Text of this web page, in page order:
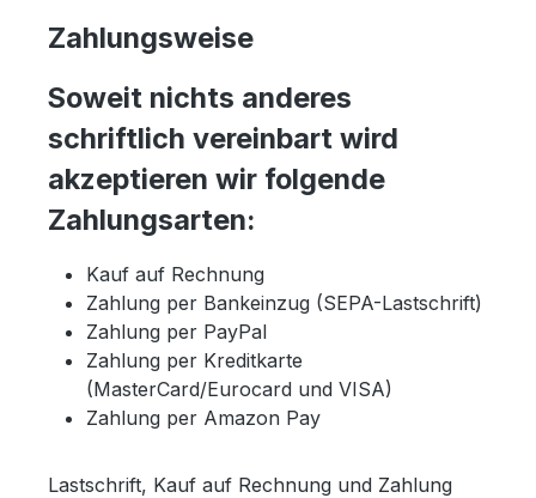
Zahlungsweise
Soweit nichts anderes
schriftlich vereinbart wird
akzeptieren wir folgende
Zahlungsarten:
Kauf auf Rechnung
Zahlung per Bankeinzug (SEPA-Lastschrift)
Zahlung per PayPal
Zahlung per Kreditkarte
(MasterCard/Eurocard und VISA)
Zahlung per Amazon Pay
Lastschrift, Kauf auf Rechnung und Zahlung